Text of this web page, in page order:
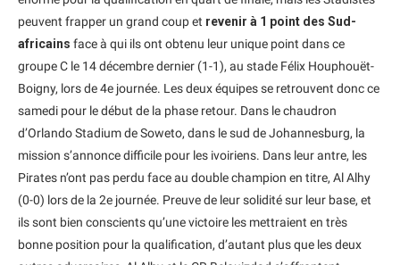
peuvent frapper un grand coup et revenir à 1 point des Sud-
africains face à qui ils ont obtenu leur unique point dans ce
groupe C le 14 décembre dernier (1-1), au stade Félix Houphouët-
Boigny, lors de 4e journée. Les deux équipes se retrouvent donc ce
samedi pour le début de la phase retour. Dans le chaudron
d’Orlando Stadium de Soweto, dans le sud de Johannesburg, la
mission s’annonce difficile pour les ivoiriens. Dans leur antre, les
Pirates n’ont pas perdu face au double champion en titre, Al Alhy
(0-0) lors de la 2e journée. Preuve de leur solidité sur leur base, et
ils sont bien conscients qu’une victoire les mettraient en très
bonne position pour la qualification, d’autant plus que les deux